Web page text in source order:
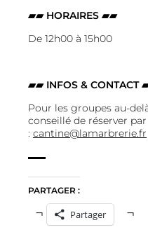
▰▰ HORAIRES ▰▰
De 12h00 à 15h00
▰▰ INFOS & CONTACT
Pour les groupes au-
conseillé de réserver
: cantine@lamarbrerie.fr
PARTAGER :
Partager